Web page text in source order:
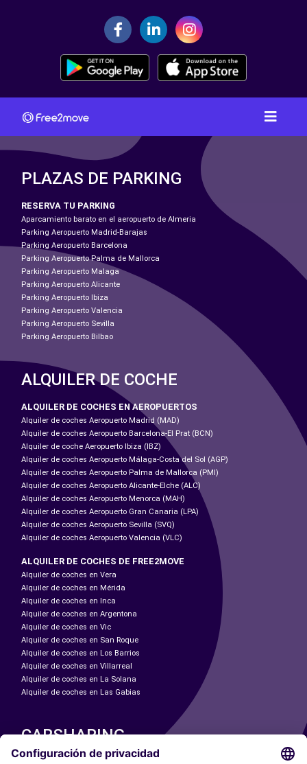
PLAZAS DE PARKING
RESERVA TU PARKING
Aparcamiento barato en el aeropuerto de Almeria
Parking Aeropuerto Madrid-Barajas
Parking Aeropuerto Barcelona
Parking Aeropuerto Palma de Mallorca
Parking Aeropuerto Malaga
Parking Aeropuerto Alicante
Parking Aeropuerto Ibiza
Parking Aeropuerto Valencia
Parking Aeropuerto Sevilla
Parking Aeropuerto Bilbao
ALQUILER DE COCHE
ALQUILER DE COCHES EN AEROPUERTOS
Alquiler de coches Aeropuerto Madrid (MAD)
Alquiler de coches Aeropuerto Barcelona-El Prat (BCN)
Alquiler de coche Aeropuerto Ibiza (IBZ)
Alquiler de coches Aeropuerto Málaga-Costa del Sol (AGP)
Alquiler de coches Aeropuerto Palma de Mallorca (PMI)
Alquiler de coches Aeropuerto Alicante-Elche (ALC)
Alquiler de coches Aeropuerto Menorca (MAH)
Alquiler de coches Aeropuerto Gran Canaria (LPA)
Alquiler de coches Aeropuerto Sevilla (SVQ)
Alquiler de coches Aeropuerto Valencia (VLC)
ALQUILER DE COCHES DE FREE2MOVE
Alquiler de coches en Vera
Alquiler de coches en Mérida
Alquiler de coches en Inca
Alquiler de coches en Argentona
Alquiler de coches en Vic
Alquiler de coches en San Roque
Alquiler de coches en Los Barrios
Alquiler de coches en Villarreal
Alquiler de coches en La Solana
Alquiler de coches en Las Gabias
CARSHARING